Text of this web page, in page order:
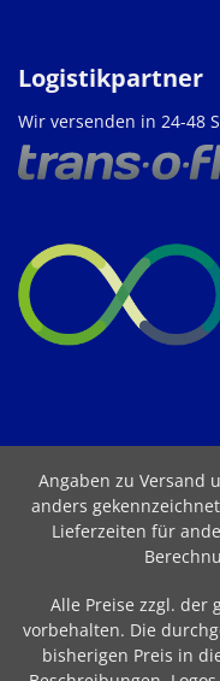
Logistikpartner
Wir versenden in 24-48
Angaben zu Versand
anders
Lieferzeiten für
Alle Preise zzgl.
vorbehalten. Die
bisherigen Preis in